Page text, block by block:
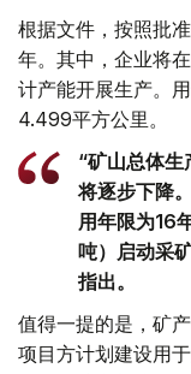
根据文件，按照批
年。其中，企业将
计产能开展生产。
4.499平方公里。
“矿山总体
将逐步下降
用年限为16
吨）启动采
指出。
值得一提的是，矿
项目方计划建设用